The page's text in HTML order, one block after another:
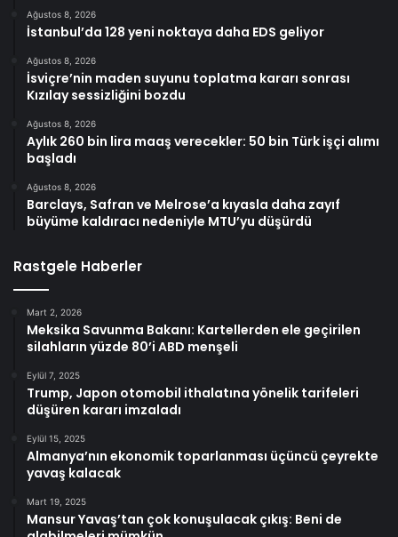
Ağustos 8, 2026
İstanbul’da 128 yeni noktaya daha EDS geliyor
Ağustos 8, 2026
İsviçre’nin maden suyunu toplatma kararı sonrası
Kızılay sessizliğini bozdu
Ağustos 8, 2026
Aylık 260 bin lira maaş verecekler: 50 bin Türk işçi alımı
başladı
Ağustos 8, 2026
Barclays, Safran ve Melrose’a kıyasla daha zayıf
büyüme kaldıracı nedeniyle MTU’yu düşürdü
Rastgele Haberler
Mart 2, 2026
Meksika Savunma Bakanı: Kartellerden ele geçirilen
silahların yüzde 80’i ABD menşeli
Eylül 7, 2025
Trump, Japon otomobil ithalatına yönelik tarifeleri
düşüren kararı imzaladı
Eylül 15, 2025
Almanya’nın ekonomik toparlanması üçüncü çeyrekte
yavaş kalacak
Mart 19, 2025
Mansur Yavaş’tan çok konuşulacak çıkış: Beni de